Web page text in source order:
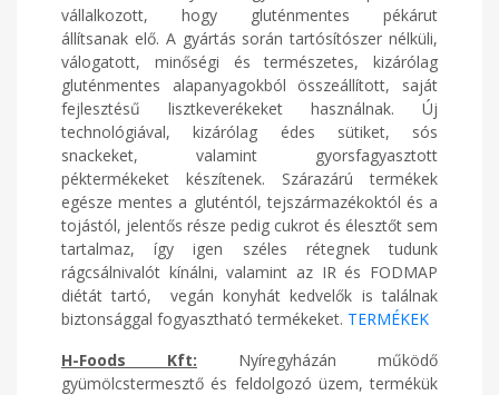
vállalkozott, hogy gluténmentes pékárut
állítsanak elő. A gyártás során tartósítószer nélküli,
válogatott, minőségi és természetes, kizárólag
gluténmentes alapanyagokból összeállított, saját
fejlesztésű lisztkeverékeket használnak. Új
technológiával, kizárólag édes sütiket, sós
snackeket, valamint gyorsfagyasztott
péktermékeket készítenek. Szárazárú termékek
egésze mentes a gluténtól, tejszármazékoktól és a
tojástól, jelentős része pedig cukrot és élesztőt sem
tartalmaz, így igen széles rétegnek tudunk
rágcsálnivalót kínálni, valamint az IR és FODMAP
diétát tartó, vegán konyhát kedvelők is találnak
biztonsággal fogyasztható termékeket. TERMÉKEK
H-Foods Kft: Nyíregyházán működő
gyümölcstermesztő és feldolgozó üzem, termékük